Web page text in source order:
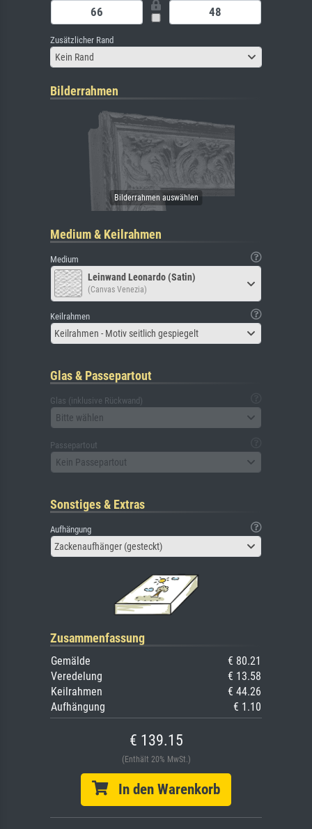
Zusätzlicher Rand
Kein Rand
Bilderrahmen
Medium & Keilrahmen
Medium
Leinwand Leonardo (Satin)
(Canvas Venezia)
Keilrahmen
Keilrahmen - Motiv seitlich gespiegelt
Glas & Passepartout
Glas (inklusive Rückwand)
Bitte wählen
Passepartout
Kein Passepartout
Sonstiges & Extras
Aufhängung
Zackenaufhänger (gesteckt)
Zusammenfassung
Gemälde
€ 80.21
Veredelung
€ 13.58
Keilrahmen
€ 44.26
Aufhängung
€ 1.10
€ 139.15
(Enthält 20% MwSt.)
In den Warenkorb